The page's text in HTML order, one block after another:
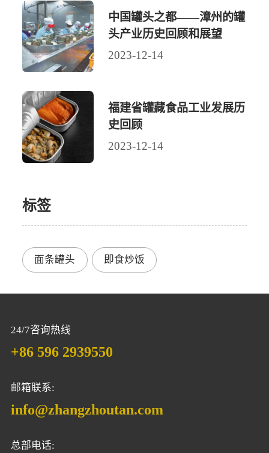
中国罐头之都——漳州的罐
头产业历史回顾和展望
2023-12-14
福建省罐藏食品工业发展历
史回顾
2023-12-14
标签
面条罐头 即食炒饭
24/7咨询热线
+86 596 2939550
邮箱联系:
info@zhangzhoutan.com
总部电话: